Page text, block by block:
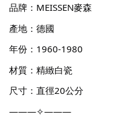
品牌：MEISSEN麥森
產地：德國
年份：1960-1980
材質：精緻白瓷
尺寸：直徑20公分
———✧———